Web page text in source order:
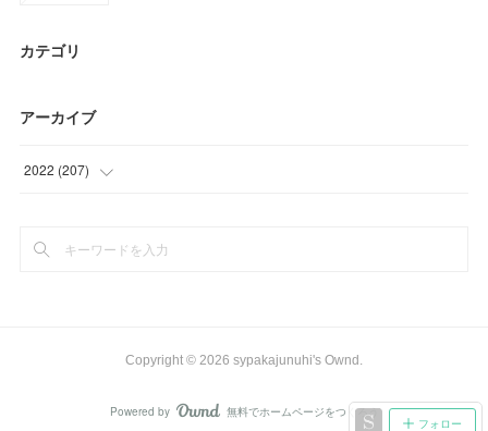
カテゴリ
アーカイブ
2022 (207)
(
フォロー
Copyright © 2026 sypakajunuhi's Ownd .
Powered by AmebaOwnd
無料でホームページをつくろう